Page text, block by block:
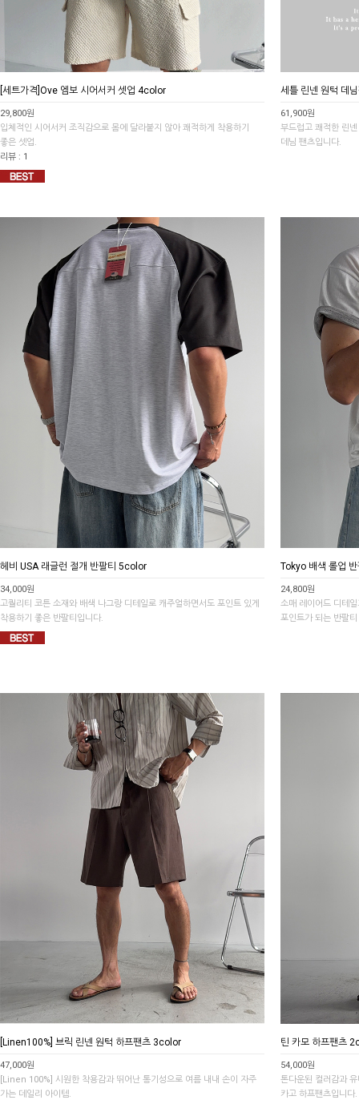
[세트가격]Ove 엠보 시어서커 셋업 4color
29,800원
입체적인 시어서커 조직감으로 몸에 달라붙지 않아 쾌적하게 착용하기
좋은 셋업.
리뷰 : 1
세틀 린넨 원턱 데
61,900원
부드럽고 쾌적한 린
데님 팬츠입니다.
헤비 USA 래글런 절개 반팔티 5color
34,000원
고퀄리티 코튼 소재와 배색 나그랑 디테일로 캐주얼하면서도 포인트 있게
착용하기 좋은 반팔티입니다.
Tokyo 배색 롤업
24,800원
소매 레이어드 디테
포인트가 되는 반팔티
[Linen100%] 브릭 린넨 원턱 하프팬츠 3color
47,000원
[Linen 100%] 시원한 착용감과 뛰어난 통기성으로 여름 내내 손이 자주
가는 데일리 아이템.
틴 카모 하프팬츠
54,000원
톤다운된 컬러감과
카고 하프팬츠입니다.